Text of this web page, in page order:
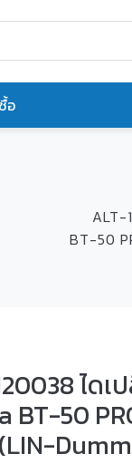
อ
ALT-
BT-50
ไดเ
BT-50